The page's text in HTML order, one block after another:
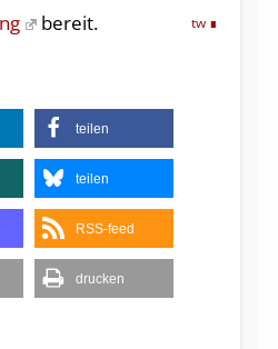
bereit. tw
teilen
teilen
RSS-feed
drucken